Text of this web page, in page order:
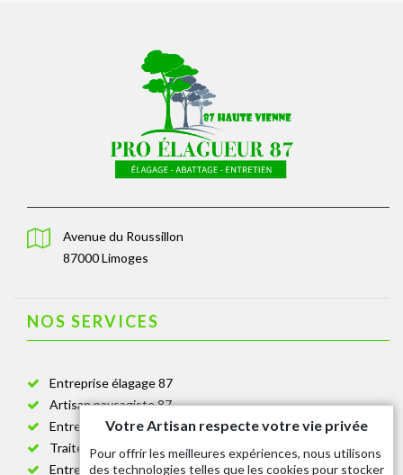
Avenue du Roussillon
87000 Limoges
NOS SERVICES
Entreprise élagage 87
Artisan paysagiste 87
Entreprise de jardinage 87
Traitement anti-chenille 87
Entreprise abattage arbre 87
Votre Artisan respecte votre vie privée
Pour offrir les meilleures expériences, nous utilisons
des technologies telles que les cookies pour stocker